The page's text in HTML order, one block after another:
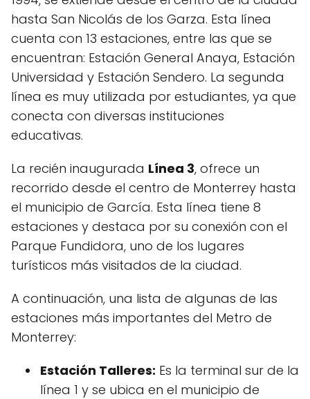
hasta San Nicolás de los Garza. Esta línea
cuenta con 13 estaciones, entre las que se
encuentran: Estación General Anaya, Estación
Universidad y Estación Sendero. La segunda
línea es muy utilizada por estudiantes, ya que
conecta con diversas instituciones
educativas.
La recién inaugurada Línea 3, ofrece un
recorrido desde el centro de Monterrey hasta
el municipio de García. Esta línea tiene 8
estaciones y destaca por su conexión con el
Parque Fundidora, uno de los lugares
turísticos más visitados de la ciudad.
A continuación, una lista de algunas de las
estaciones más importantes del Metro de
Monterrey:
Estación Talleres: Es la terminal sur de la
línea 1 y se ubica en el municipio de